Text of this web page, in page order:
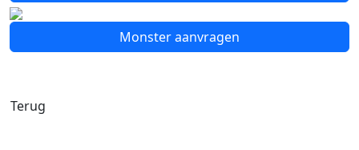
Monster aanvragen
Terug